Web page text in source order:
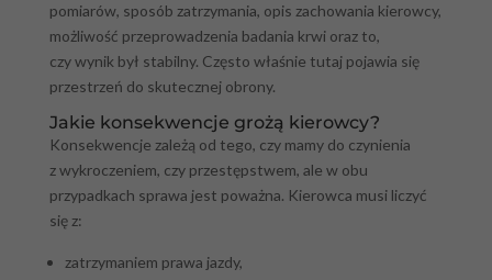
pomiarów, sposób zatrzymania, opis zachowania kierowcy,
możliwość przeprowadzenia badania krwi oraz to,
czy wynik był stabilny. Często właśnie tutaj pojawia się
przestrzeń do skutecznej obrony.
Jakie konsekwencje grożą kierowcy?
Konsekwencje zależą od tego, czy mamy do czynienia
z wykroczeniem, czy przestępstwem, ale w obu
przypadkach sprawa jest poważna. Kierowca musi liczyć
się z:
zatrzymaniem prawa jazdy,